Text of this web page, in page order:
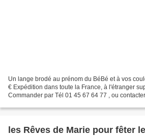
Un lange brodé au prénom du BéBé et à vos
€ Expédition dans toute la France, à l'étranger
Commander par Tél 01 45 67 64 77 , ou
les Rêves de Marie pour fêter